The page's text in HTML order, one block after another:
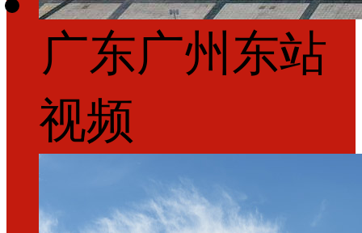
广东广州东站
视频